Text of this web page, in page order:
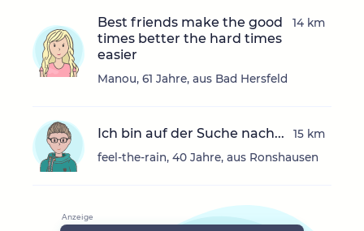
Best friends make the good
times better the hard times
easier
Manou, 61 Jahre, aus Bad Hersfeld
14 km
Ich bin auf der Suche nach...
feel-the-rain, 40 Jahre, aus Ronshausen
15 km